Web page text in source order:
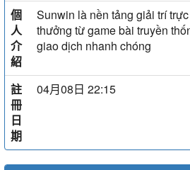
個
人
介
紹
Sunwin là nền tảng giải trí
thưởng từ game bài truyền
giao dịch nhanh chóng
註
冊
日
期
04月08日 22:15